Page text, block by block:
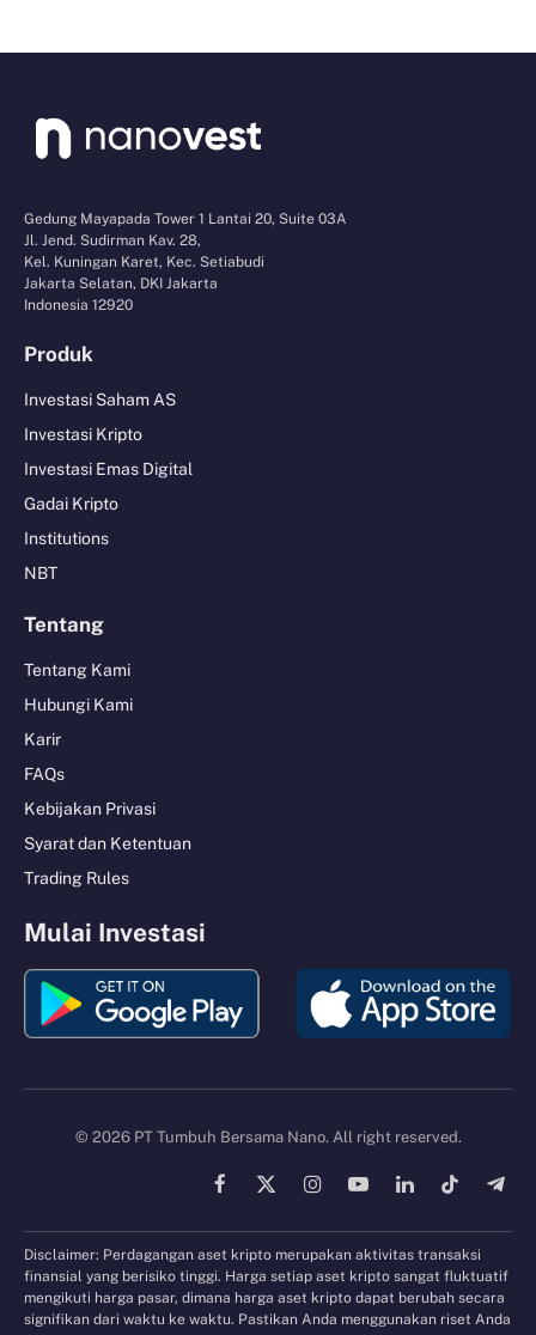
Gedung Mayapada Tower 1 Lantai 20, Suite 03A
Jl. Jend. Sudirman Kav. 28,
Kel. Kuningan Karet, Kec. Setiabudi
Jakarta Selatan, DKI Jakarta
Indonesia 12920
Produk
Investasi Saham AS
Investasi Kripto
Investasi Emas Digital
Gadai Kripto
Institutions
NBT
Tentang
Tentang Kami
Hubungi Kami
Karir
FAQs
Kebijakan Privasi
Syarat dan Ketentuan
Trading Rules
Mulai Investasi
© 2026 PT Tumbuh Bersama Nano. All right reserved.
Facebook
X
InstagramYouTubeLinkedInTikTok
Disclaimer: Perdagangan aset kripto merupakan aktivitas transaksi
finansial yang berisiko tinggi. Harga setiap aset kripto sangat fluktuatif
mengikuti harga pasar, dimana harga aset kripto dapat berubah secara
signifikan dari waktu ke waktu. Pastikan Anda menggunakan riset Anda